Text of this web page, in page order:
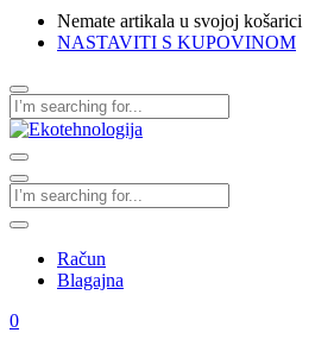
Nemate artikala u svojoj košarici
NASTAVITI S KUPOVINOM
Račun
Blagajna
0